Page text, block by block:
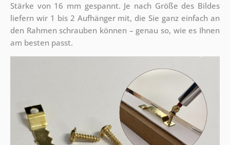
Stärke von 16 mm gespannt. Je nach Größe des Bildes
liefern wir 1 bis 2 Aufhänger mit, die Sie ganz einfach an
den Rahmen schrauben können – genau so, wie es Ihnen
am besten passt.